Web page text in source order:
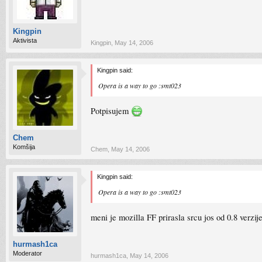
Kingpin
Aktivista Kingpin May 14, 2006
Chem
Komšija
Kingpin said:
Opera is a way to go :smt023
Potpisujem
Chem May 14, 2006
hurmash1ca
Moderator
Kingpin said:
Opera is a way to go :smt023
meni je mozilla FF prirasla srcu jos od 0.8
hurmash1ca May 14, 2006